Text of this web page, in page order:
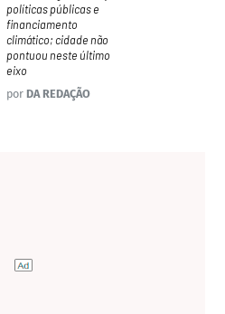
políticas públicas e
financiamento
climático; cidade não
pontuou neste último
eixo
por DA REDAÇÃO